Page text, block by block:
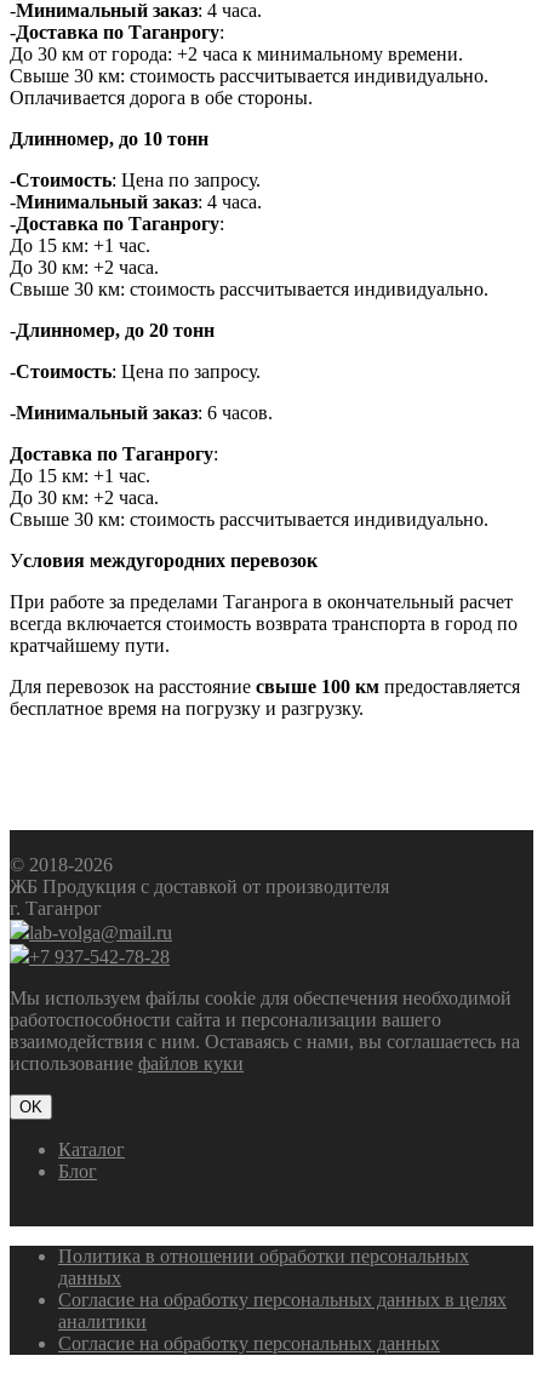
-Минимальный заказ: 4 часа.
-Доставка по Таганрогу:
До 30 км от города: +2 часа к минимальному времени.
Свыше 30 км: стоимость рассчитывается индивидуально.
Оплачивается дорога в обе стороны.
Длинномер, до 10 тонн
-Стоимость: Цена по запросу.
-Минимальный заказ: 4 часа.
-Доставка по Таганрогу:
До 15 км: +1 час.
До 30 км: +2 часа.
Свыше 30 км: стоимость рассчитывается индивидуально.
-Длинномер, до 20 тонн
-Стоимость: Цена по запросу.
-Минимальный заказ: 6 часов.
Доставка по Таганрогу:
До 15 км: +1 час.
До 30 км: +2 часа.
Свыше 30 км: стоимость рассчитывается индивидуально.
Условия междугородних перевозок
При работе за пределами Таганрога в окончательный расчет
всегда включается стоимость возврата транспорта в город по
кратчайшему пути.
Для перевозок на расстояние свыше 100 км предоставляется
бесплатное время на погрузку и разгрузку.
© 2018-2026
ЖБ Продукция с доставкой от производителя
г. Таганрог
lab-volga@mail.ru
+7 937-542-78-28
Мы используем файлы cookie для обеспечения необходимой
работоспособности сайта и персонализации вашего
взаимодействия с ним. Оставаясь с нами, вы соглашаетесь на
использование файлов куки
OK
Каталог
Блог
Политика в отношении обработки персональных
данных
Согласие на обработку персональных данных в целях
аналитики
Согласие на обработку персональных данных